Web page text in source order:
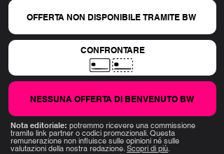
OFFERTA NON DISPONIBILE TRAMITE BW
CONFRONTARE
NESSUNA OFFERTA DI BENVENUTO BW
Nota editoriale: potremmo ricevere una commissione
tramite link partner o codici promozionali. Questa
remunerazione non influisce sulle opinioni né sulle
valutazioni della nostra redazione. Scopri di più.